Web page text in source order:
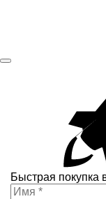
Быстрая покупка